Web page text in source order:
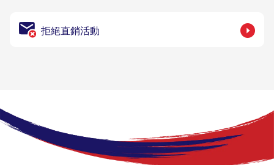
拒絕直銷活動